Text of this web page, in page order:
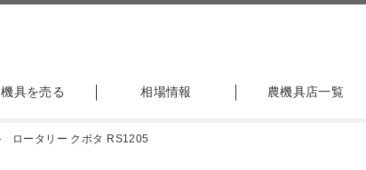
具を売る 相場情報 農機具店一覧
ロータリー クボタ RS1205